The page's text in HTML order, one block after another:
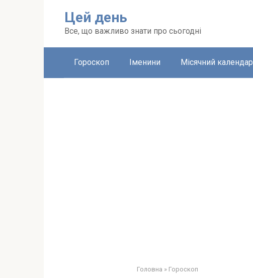
Цей день
Все, що важливо знати про сьогодні
Гороскоп Іменини Місячний календар
Головна » Гороскоп